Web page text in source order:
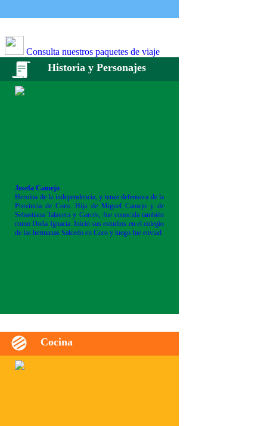
Consulta nuestros paquetes de viaje
Historia y Personajes
Josefa Camejo
Heroína de la independencia, y tenaz defensora de la
Provincia de Coro. Hija de Miguel Camejo y de
Sebastiana Talavera y Garcés, fue conocida también
como Doña Ignacia. Inició sus estudios en el colegio
de las hermanas Salcedo en Coro y luego fue enviad
Cocina